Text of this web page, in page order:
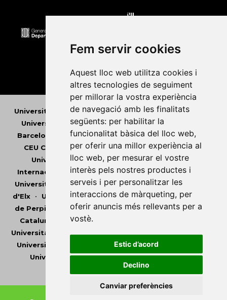
Fem servir cookies
Aquest lloc web utilitza cookies i
altres tecnologies de seguiment
per millorar la vostra experiència
de navegació amb les finalitats
següents: per habilitar la
funcionalitat bàsica del lloc web,
per oferir una millor experiència al
lloc web, per mesurar el vostre
interès pels nostres productes i
serveis i per personalitzar les
interaccions de màrqueting, per
oferir anuncis més rellevants per a
vostè.
Estic d’acord
Declino
Canviar preferències
Universitat Abat Oliba CEU•Universitat d'Alacant
Universitat d'Andorra•Universitat Autònoma de
Barcelona
Universitat de Barcelona•Universitat
CEU Cardenal Herrera•Universitat de Girona •
Universitat de les Illes Balears• Universitat
Internacional de Catalunya•Universitat Jaume I
Universitat de Lleida• Universitat Miguel Hernández
d'Elx• Universitat Oberta de Catalunya•Universitat
de Perpinyà Via Domitia•Universitat Politècnica de
Catalunya
Universitat Politècnica de València
Universitat Pompeu Fabra
Universitat Rovira i Virgili
•Universitat de Sàsser
Universitat de València•Universitat de Vic -
Universitat Central de Catalunya